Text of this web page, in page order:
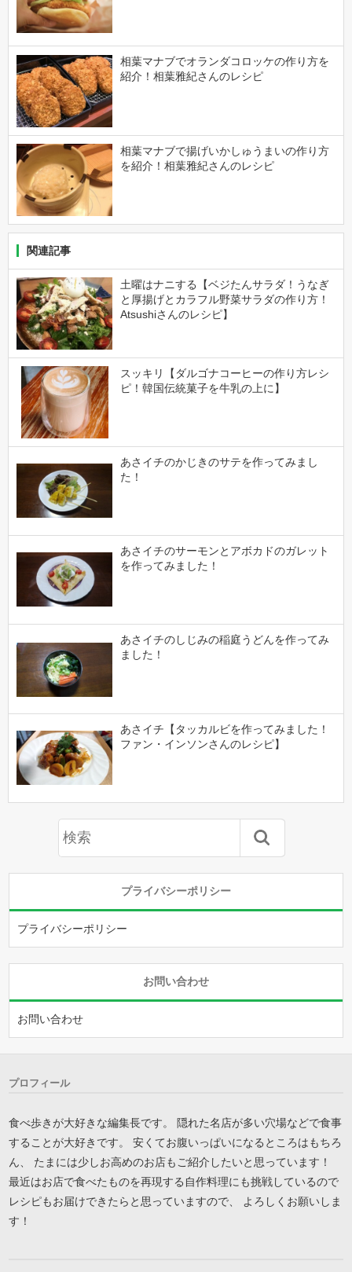
相葉マナブでオランダコロッケの作り方を
紹介！相葉雅紀さんのレシピ
相葉マナブで揚げいかしゅうまいの作り方
を紹介！相葉雅紀さんのレシピ
関連記事
土曜はナニする【ベジたんサラダ！うなぎ
と厚揚げとカラフル野菜サラダの作り方！
Atsushiさんのレシピ】
スッキリ【ダルゴナコーヒーの作り方レシ
ピ！韓国伝統菓子を牛乳の上に】
あさイチのかじきのサテを作ってみまし
た！
あさイチのサーモンとアボカドのガレット
を作ってみました！
あさイチのしじみの稲庭うどんを作ってみ
ました！
あさイチ【タッカルビを作ってみました！
ファン・インソンさんのレシピ】
プライバシーポリシー
プライバシーポリシー
お問い合わせ
お問い合わせ
プロフィール
食べ歩きが大好きな編集長です。 隠れた名店が多い穴場などで食事
することが大好きです。 安くてお腹いっぱいになるところはもちろ
ん、 たまには少しお高めのお店もご紹介したいと思っています！
最近はお店で食べたものを再現する自作料理にも挑戦しているので
レシピもお届けできたらと思っていますので、 よろしくお願いしま
す！